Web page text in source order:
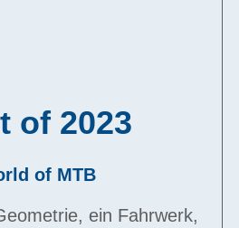
of 2023
of MTB
ein Fahrwerk,